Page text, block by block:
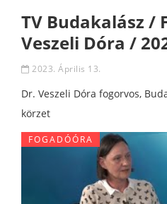
TV Budakalász /
Veszeli Dóra /
2023. Április 13.
Dr. Veszeli Dóra fogorvos,
körzet
FOGADÓÓRA